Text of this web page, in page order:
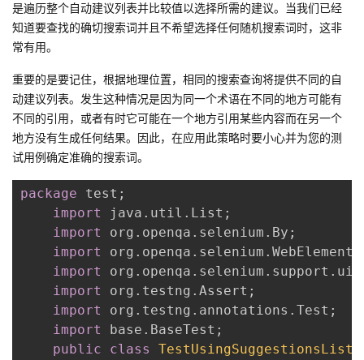
是遍历整个自动建议列表并比较值以选择所需的建议。当我们已经
知道要查找的确切搜索词并且不希望选择任何随机搜索词时，这非
常有用。
重要的是要记住，根据地理位置，相同的搜索查询将提供不同的自
动建议列表。发生这种情况是因为同一个术语在不同的地方可能有
不同的引用，或者有时它可能在一个地方引用某些内容而在另一个
地方没有生成任何结果。因此，在应用此策略时要小心并为您的测
试用例确定准确的搜索词。
package test ;
import
java . util . List ;
import
org . openqa . selenium . By ;
import
org . openqa . selenium . WebElement
import
org . openqa . selenium . support . ui
import
org . testng . Assert ;
import
org . testng . annotations . Test ;
import
base . BaseTest ;
public
class TestUsingSuggestionsList